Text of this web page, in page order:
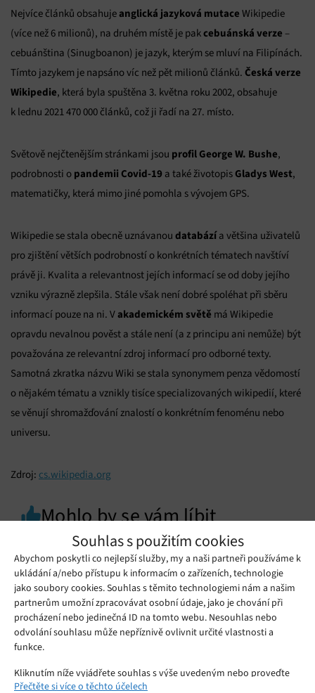
Souhlas s použitím cookies
Abychom poskytli co nejlepší služby, my a naši partneři používáme k
ukládání a/nebo přístupu k informacím o zařízeních, technologie
jako soubory cookies. Souhlas s těmito technologiemi nám a našim
partnerům umožní zpracovávat osobní údaje, jako je chování při
procházení nebo jedinečná ID na tomto webu. Nesouhlas nebo
odvolání souhlasu může nepříznivě ovlivnit určité vlastnosti a
funkce.
Kliknutím níže vyjádřete souhlas s výše uvedeným nebo proveďte
podrobnější rozhodnutí. Vaše volby budou použity pouze na tomto
Přečtěte si více o těchto účelech
Nejvíce článků obsahuje anglická jazyková mutace Wikipedie
(více než 6 milionů), na druhém místě je pakcebuánská verze –
cebuánština (Sinugboanon) je jazyk, kterým se mluví na Filipínách.
Tímto jazykem je napsáno víc než pět milionů článků. Česká verze
Wikipedie, která byla spuštěna 3. května roku 2002, obsahuje
k lednu 2021 470 000 článků, což ji řadí na 27. místo.
Světově nejčtenějším stránkami jsou profil George W. Bushe,
podrobnosti o pandemii Covid-19 a také životopis Gladys West,
matematičky, která mimo jiné pomohla s vývojem GPS.
Wikipedie se stala obecně uznávanou databázía většina uživatelů
pro zjištění větších podrobností o konkrétních tématech navštíví
právě ji. Kvalita a relevantnost jejích informací se od doby jejího
vzniku výrazně zlepšila. Stále však není dobré spoléhat při sběru
informací pouze na ni. V akademickém světě má Wikipedie
opravdu nevalnou pověst a stále není (a z principu ani nemůže) být
považována ze relevantní zdroj informací pro odborné texty.
Samotná zkratka názvu Wiki se stala synonymem penza vědomostí
o nějakém tématu a vznikly tisíce specializovaných wikipedií, které
se věnují shromažďování znalostí o konkrétním fenoménu nebo
universu.
Zdroj: cs.wikipedia.org
Mohlo by se vám líbit